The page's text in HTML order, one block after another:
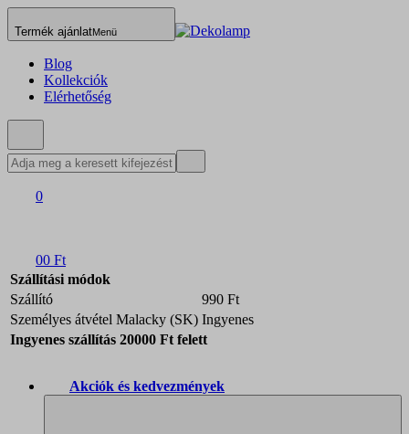
Termék ajánlatMenü
Blog
Kollekciók
Elérhetőség
0
00 Ft
Szállítási módok
Szállító
990 Ft
Személyes átvétel Malacky (SK) Ingyenes
Ingyenes szállítás 20000 Ft felett
Akciók és kedvezmények